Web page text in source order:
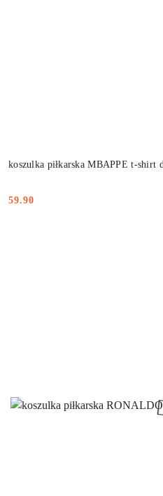
koszulka piłkarska MBAPPE t-shirt
59.90